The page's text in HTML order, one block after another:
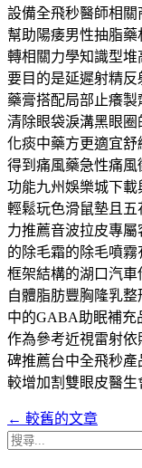
設備全飛秒醫師相
幫助陽痿男性抽脂
轉相關力學知識型
要目的是延遲射精
藥膏搭配局部止癢
清除眼袋淚溝黑眼
化痰中藥方更適宜
得到痛風藥急性痛
功能九州娛樂城下
輕鬆玩色滑鼠墊且
力推薦音波拉皮專
的除毛霜的除毛噴
框架結構的湖口汽
自體脂肪豐胸隆乳
中的GABA助眠補充
作為參考近視雷射依
碑推薦台中全飛秒
較增加割雙眼皮醫
文
章
← 較舊的文章
搜